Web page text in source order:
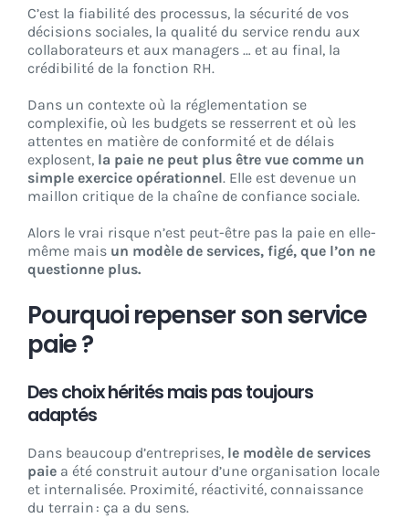
C’est la fiabilité des processus, la sécurité de vos
décisions sociales, la qualité du service rendu aux
collaborateurs et aux managers … et au final, la
crédibilité de la fonction RH.
Dans un contexte où la réglementation se
complexifie, où les budgets se resserrent et où les
attentes en matière de conformité et de délais
explosent, la paie ne peut plus être vue comme un
simple exercice opérationnel. Elle est devenue un
maillon critique de la chaîne de confiance sociale.
Alors le vrai risque n’est peut-être pas la paie en elle-
même mais un modèle de services, figé, que l’on ne
questionne plus.
Pourquoi repenser son service
paie ?
Des choix hérités mais pas toujours
adaptés
Dans beaucoup d’entreprises, le modèle de services
paie a été construit autour d’une organisation locale
et internalisée. Proximité, réactivité, connaissance
du terrain : ça a du sens.